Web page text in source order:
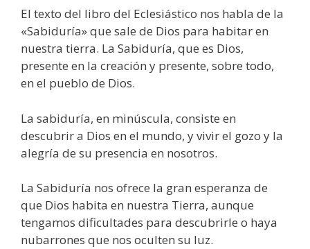
El texto del libro del Eclesiástico nos habla de la
«Sabiduría» que sale de Dios para habitar en
nuestra tierra. La Sabiduría, que es Dios,
presente en la creación y presente, sobre todo,
en el pueblo de Dios.
La sabiduría, en minúscula, consiste en
descubrir a Dios en el mundo, y vivir el gozo y la
alegría de su presencia en nosotros.
La Sabiduría nos ofrece la gran esperanza de
que Dios habita en nuestra Tierra, aunque
tengamos dificultades para descubrirle o haya
nubarrones que nos oculten su luz.